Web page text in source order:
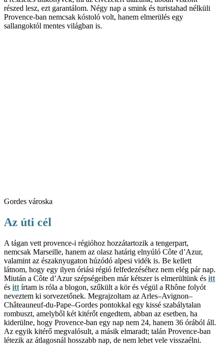
részed lesz, ezt garantálom. Négy nap a smink és turistahad nélküli
Provence-ban nemcsak kóstoló volt, hanem elmerülés egy
sallangoktól mentes világban is.
Gordes városka
Az úti cél
A tágan vett provence-i régióhoz hozzátartozik a tengerpart,
nemcsak Marseille, hanem az olasz határig elnyúló Côte d’Azur,
valamint az északnyugaton húzódó alpesi vidék is. Be kellett
látnom, hogy egy ilyen óriási régió felfedezéséhez nem elég pár nap.
Miután a Côte d’Azur szépségeiben már kétszer is elmerültünk és itt
és itt írtam is róla a blogon, szűkült a kör és végül a Rhône folyót
neveztem ki sorvezetőnek. Megrajzoltam az Arles–Avignon–
Châteauneuf-du-Pape–Gordes pontokkal egy kissé szabálytalan
rombuszt, amelyből két kitérőt engedtem, abban az esetben, ha
kiderülne, hogy Provence-ban egy nap nem 24, hanem 36 órából áll.
Az egyik kitérő megvalósult, a másik elmaradt; talán Provence-ban
létezik az átlagosnál hosszabb nap, de nem lehet vele visszaélni.